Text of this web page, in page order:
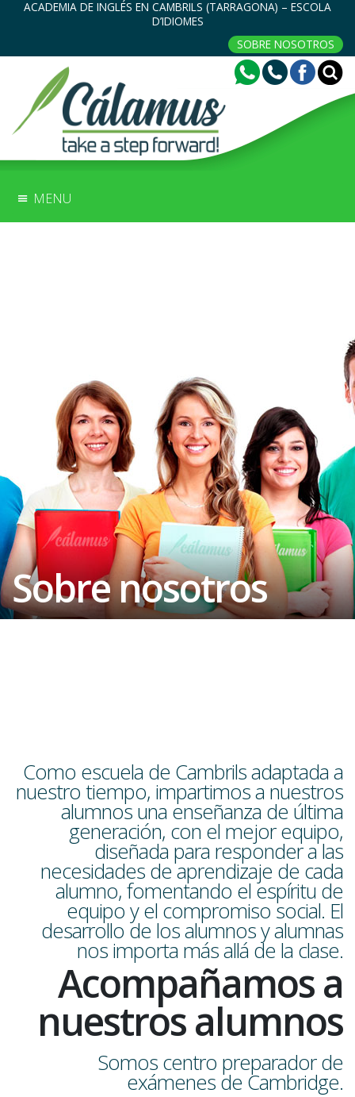
ACADEMIA DE INGLÉS EN CAMBRILS (TARRAGONA) – ESCOLA
D’IDIOMES
SOBRE NOSOTROS
MENU
Sobre nosotros
Como escuela de Cambrils adaptada a
nuestro tiempo, impartimos a nuestros
alumnos una enseñanza de última
generación, con el mejor equipo,
diseñada para responder a las
necesidades de aprendizaje de cada
alumno, fomentando el espíritu de
equipo y el compromiso social. El
desarrollo de los alumnos y alumnas
nos importa más allá de la clase.
Acompañamos a
nuestros alumnos
Somos centro preparador de
exámenes de Cambridge.